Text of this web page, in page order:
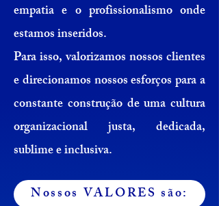
Nossos VALORES são:
empatia e o profissionalismo onde
estamos inseridos.
Para isso, valorizamos nossos clientes
e direcionamos nossos esforços para a
constante construção de uma cultura
organizacional justa, dedicada,
sublime e inclusiva.